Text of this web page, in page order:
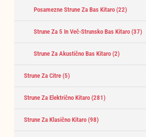
Posamezne Strune Za Bas Kitaro (22)
Strune Za 5 In Več-Strunsko Bas Kitaro (37)
Strune Za Akustično Bas Kitaro (2)
Strune Za Citre (5)
Strune Za Električno Kitaro (281)
Strune Za Klasično Kitaro (98)